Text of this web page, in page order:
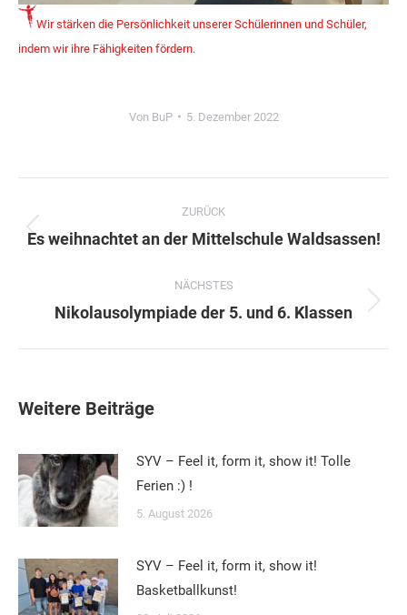
Wir stärken die Persönlichkeit unserer Schülerinnen und Schüler,
indem wir ihre Fähigkeiten fördern.
Von BuP 5. Dezember 2022
ZURÜCK
Vorheriger
Es weihnachtet an der Mittelschule Waldsassen!
NÄCHSTES
Nächster
Nikolausolympiade der 5. und 6. Klassen
Weitere Beiträge
SYV – Feel it, form it, show it! Tolle
Ferien :) !
5. August 2026
SYV – Feel it, form it, show it!
Basketballkunst!